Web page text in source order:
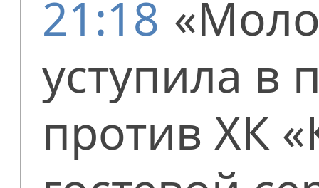
21:18
уступила в
против ХК